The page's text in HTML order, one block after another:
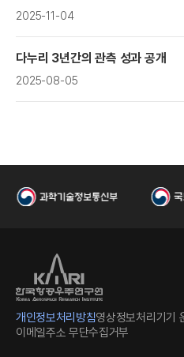
공
2025-11-04
다누리 3년간의 관측 성과 공개
2025-08-05
개인정보처리방침영상정보처리기기
이메일주소 무단수집거부